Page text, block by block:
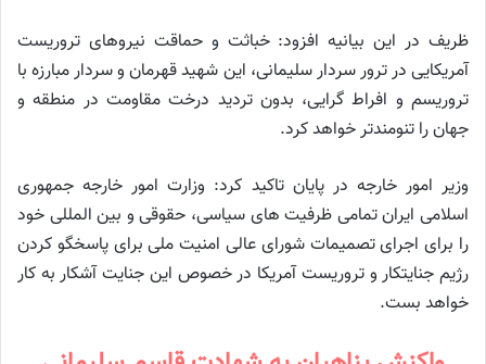
ظریف در این بیانیه افزود: خباثت و حماقت نیروهای تروریست
آمریکایی در ترور سردار سلیمانی، این شهید قهرمان و سردار مبارزه با
تروریسم و افراط گرایی، بدون تردید درخت مقاومت در منطقه و
جهان را تنومندتر خواهد کرد.
وزیر امور خارجه در پایان تاکید کرد: وزارت امور خارجه جمهوری
اسلامی ایران تمامی ظرفیت های سیاسی، حقوقی و بین المللی خود
را برای اجرای تصمیمات شورای عالی امنیت ملی برای پاسخگو کردن
رژیم جنایتکار و تروریست آمریکا در خصوص این جنایت آشکار به کار
خواهد بست.